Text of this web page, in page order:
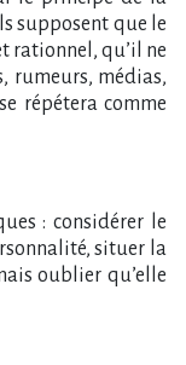
supposent que le
rationnel, qu’il ne
rumeurs, médias,
répétera comme
: considérer le
situer la
oublier qu’elle